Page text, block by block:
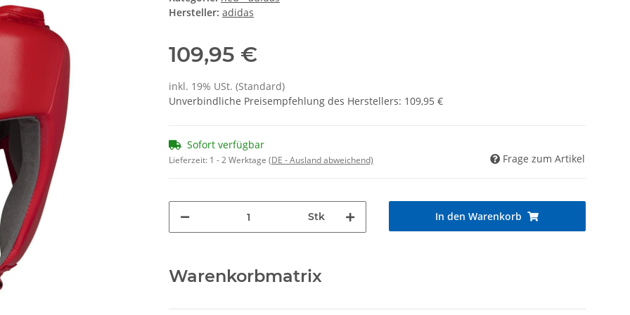
Hersteller: adidas
109,95 €
inkl. 19% USt. (Standard)
Unverbindliche Preisempfehlung des Herstellers: 109,95 €
Sofort verfügbar
Lieferzeit: 1 - 2 Werktage (DE - Ausland abweichend) Frage zum Artikel
Stk In den Warenkorb
Warenkorbmatrix